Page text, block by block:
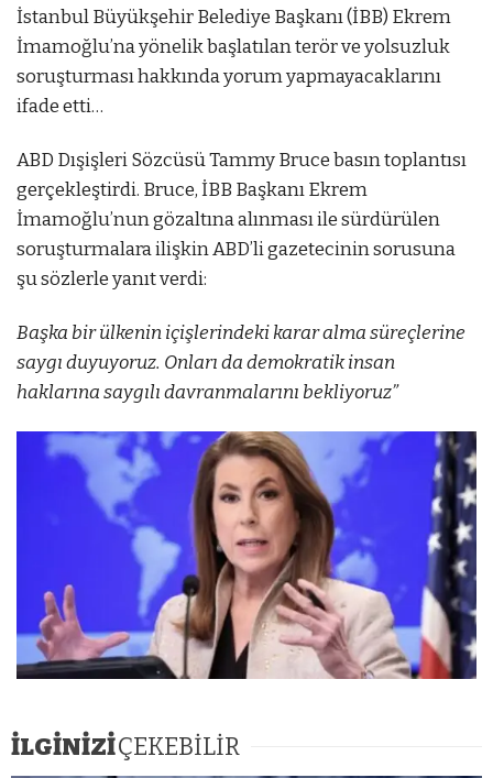
İstanbul Büyükşehir Belediye Başkanı (İBB) Ekrem
İmamoğlu’na yönelik başlatılan terör ve yolsuzluk
soruşturması hakkında yorum yapmayacaklarını
ifade etti…
ABD Dışişleri Sözcüsü Tammy Bruce basın toplantısı
gerçekleştirdi. Bruce, İBB Başkanı Ekrem
İmamoğlu’nun gözaltına alınması ile sürdürülen
soruşturmalara ilişkin ABD’li gazetecinin sorusuna
şu sözlerle yanıt verdi:
Başka bir ülkenin içişlerindeki karar alma süreçlerine
saygı duyuyoruz. Onları da demokratik insan
haklarına saygılı davranmalarını bekliyoruz”
İLGİNİZİÇEKEBİLİR